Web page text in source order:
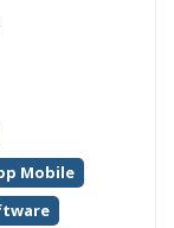
Mobile